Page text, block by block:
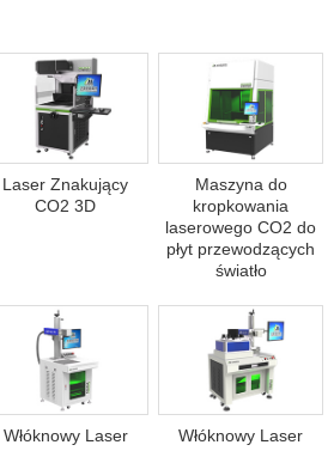
Laser Znakujący
CO2 3D
Maszyna do
kropkowania
laserowego CO2 do
płyt przewodzących
światło
Włóknowy Laser
Włóknowy Laser